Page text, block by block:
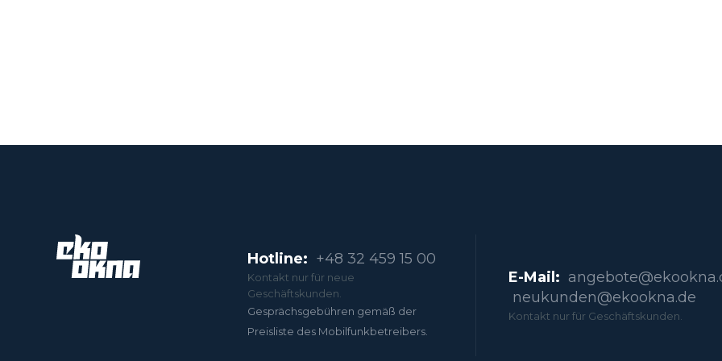
Hotline: +48 32 459 15 00
Kontakt nur für neue
Geschäftskunden.
Gesprächsgebühren gemäß der
Preisliste des Mobilfunkbetreibers.
E-Mail:
neukunden@ekookna.de
Kontakt nur für Geschäftskunden.